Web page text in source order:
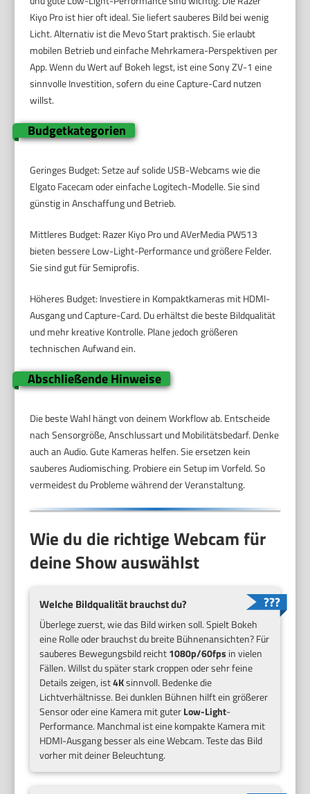
Kiyo Pro ist hier oft ideal. Sie liefert sauberes Bild bei wenig
Licht. Alternativ ist die Mevo Start praktisch. Sie erlaubt
mobilen Betrieb und einfache Mehrkamera-Perspektiven per
App. Wenn du Wert auf Bokeh legst, ist eine Sony ZV-1 eine
sinnvolle Investition, sofern du eine Capture-Card nutzen
willst.
Budgetkategorien
Geringes Budget: Setze auf solide USB-Webcams wie die
Elgato Facecam oder einfache Logitech-Modelle. Sie sind
günstig in Anschaffung und Betrieb.
Mittleres Budget: Razer Kiyo Pro und AVerMedia PW513
bieten bessere Low-Light-Performance und größere Felder.
Sie sind gut für Semiprofis.
Höheres Budget: Investiere in Kompaktkameras mit HDMI-
Ausgang und Capture-Card. Du erhältst die beste Bildqualität
und mehr kreative Kontrolle. Plane jedoch größeren
technischen Aufwand ein.
Abschließende Hinweise
Die beste Wahl hängt von deinem Workflow ab. Entscheide
nach Sensorgröße, Anschlussart und Mobilitätsbedarf. Denke
auch an Audio. Gute Kameras helfen. Sie ersetzen kein
sauberes Audiomisching. Probiere ein Setup im Vorfeld. So
vermeidest du Probleme während der Veranstaltung.
Wie du die richtige Webcam für
deine Show auswählst
Welche Bildqualität brauchst du?
Überlege zuerst, wie das Bild wirken soll. Spielt Bokeh
eine Rolle oder brauchst du breite Bühnenansichten? Für
sauberes Bewegungsbild reicht1080p/60fps in vielen
Fällen. Willst du später stark croppen oder sehr feine
Details zeigen, ist4Ksinnvoll. Bedenke die
Lichtverhältnisse. Bei dunklen Bühnen hilft ein größerer
Sensor oder eine Kamera mit guterLow-Light-
Performance. Manchmal ist eine kompakte Kamera mit
HDMI-Ausgang besser als eine Webcam. Teste das Bild
vorher mit deiner Beleuchtung.